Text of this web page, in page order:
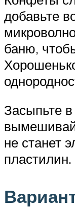
добавьте
баню,
Засыпьте
не станет
пластилин.